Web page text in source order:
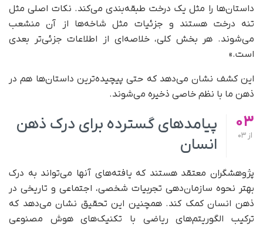
داستان‌ها را مثل یک درخت طبقه‌بندی می‌کند. نکات اصلی مثل
تنه درخت هستند و جزئیات مثل شاخه‌ها از آن منشعب
می‌شوند. هر بخش کلی، خلاصه‌ای از اطلاعات جزئی‌تر بعدی
است.»
این کشف نشان می‌دهد که حتی پیچیده‌ترین داستان‌ها هم در
ذهن ما با نظم خاصی ذخیره می‌شوند.
03
از 03
پیامدهای گسترده برای درک ذهن
انسان
پژوهشگران معتقد هستند که یافته‌های آنها می‌تواند به درک
بهتر نحوه سازمان‌دهی تجربیات شخصی، اجتماعی و تاریخی در
ذهن انسان کمک کند. همچنین این تحقیق نشان می‌دهد که
ترکیب الگوریتم‌های ریاضی با تکنیک‌های هوش مصنوعی